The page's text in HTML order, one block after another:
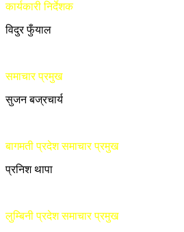
कार्यकारी निर्देशक
विदुर फुँयाल
समाचार प्रमुख
सुजन बज्रचार्य
बागमती प्रदेश समाचार प्रमुख
प्रनिश थापा
लुम्बिनी प्रदेश समाचार प्रमुख